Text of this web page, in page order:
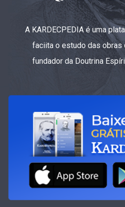
A KARDECPEDIA é uma
faciita o estudo das obras
fundador da Doutrina